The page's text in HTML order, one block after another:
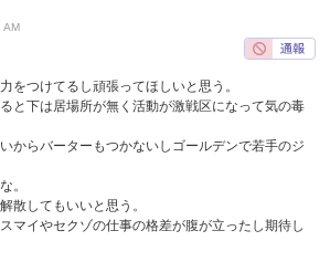
AM
をつけてるし頑張ってほしいと思う。
と下は居場所が無く活動が激戦区になって気の毒
からバーターもつかないしゴールデンで若手のジ
。
散してもいいと思う。
マイやセクゾの仕事の格差が腹が立ったし期待し